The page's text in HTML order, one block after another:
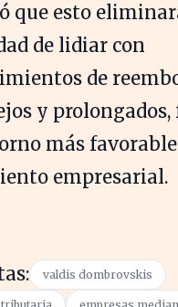
que esto
de lidiar con
de
y
más
empresarial.
valdis dombrovskis